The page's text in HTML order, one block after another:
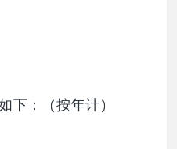
下：（按年计）